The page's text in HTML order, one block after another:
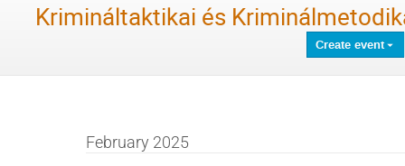
Krimináltaktikai és
Create event
February 2025